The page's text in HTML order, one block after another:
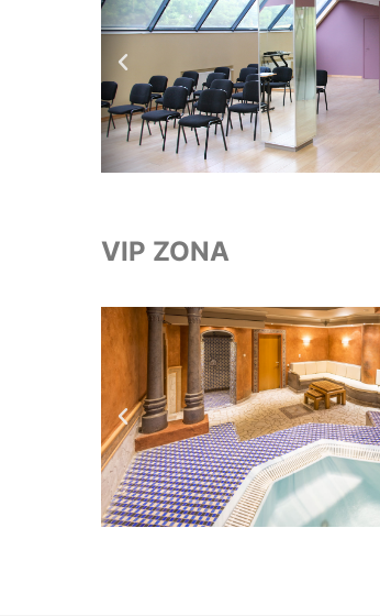
VIP ZONA